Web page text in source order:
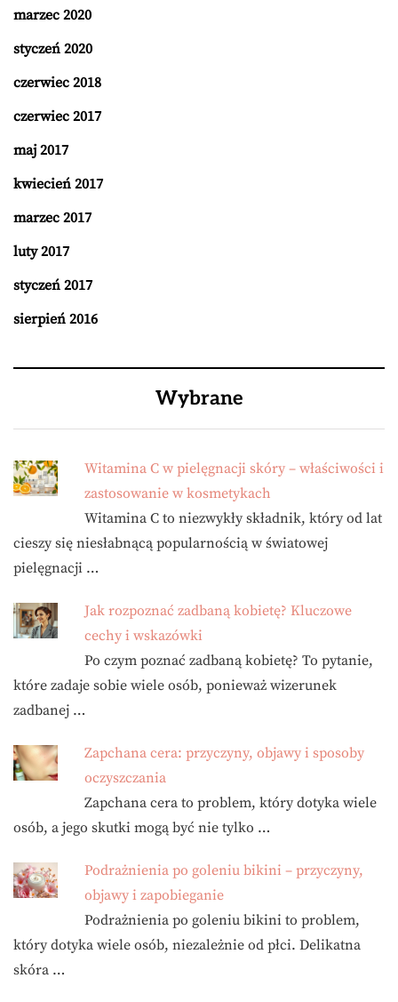
marzec 2020
styczeń 2020
czerwiec 2018
czerwiec 2017
maj 2017
kwiecień 2017
marzec 2017
luty 2017
styczeń 2017
sierpień 2016
Wybrane
Witamina C w pielęgnacji skóry – właściwości i
zastosowanie w kosmetykach
Witamina C to niezwykły składnik, który od lat
cieszy się niesłabnącą popularnością w światowej
pielęgnacji …
Jak rozpoznać zadbaną kobietę? Kluczowe
cechy i wskazówki
Po czym poznać zadbaną kobietę? To pytanie,
które zadaje sobie wiele osób, ponieważ wizerunek
zadbanej …
Zapchana cera: przyczyny, objawy i sposoby
oczyszczania
Zapchana cera to problem, który dotyka wiele
osób, a jego skutki mogą być nie tylko …
Podrażnienia po goleniu bikini – przyczyny,
objawy i zapobieganie
Podrażnienia po goleniu bikini to problem,
który dotyka wiele osób, niezależnie od płci. Delikatna
skóra …